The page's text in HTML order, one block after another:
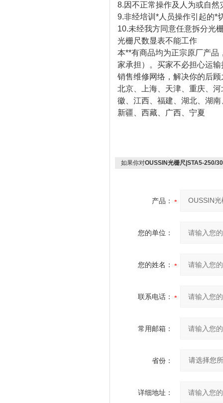
8.因不正常操作及人为或自然
9.非经培训*人员操作引起的*
10.未经我方同意任意拆分光
光栅尺数显表不能工作
本**有商品均为正宗原厂产品
家承担）。买家不必担心运
销售维修网络，解决你的后
北京、上海、天津、重庆、
徽、江西、福建、湖北、湖
新疆、西藏、广西、宁夏
如果你对OUSSIN光栅尺|STA5-250/
产品：
您的单位：
您的姓名：
联系电话：
常用邮箱：
省份：
详细地址：